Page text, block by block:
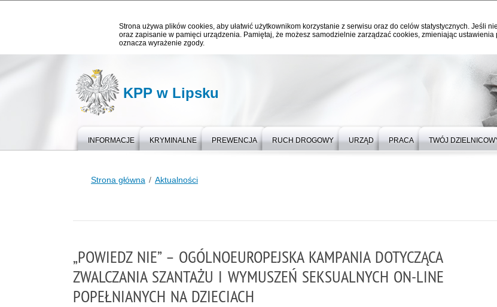
Strona używa plików cookies, aby ułatwić użytkownikom korzystanie z serwisu oraz do celów statystycznych. Jeśli
oraz zapisanie w pamięci urządzenia. Pamiętaj, że możesz samodzielnie zarządzać cookies, zmieniając
oznacza wyrażenie zgody.
KPP w Lipsku
INFORMACJE KRYMINALNE PREWENCJA RUCH DROGOWY URZĄD PRACA TWÓJ
Strona główna Aktualności
„POWIEDZ NIE” – OGÓLNOEUROPEJSKA KAMPANIA DOTYCZĄCA
ZWALCZANIA SZANTAŻU I WYMUSZEŃ SEKSUALNYCH ON-LINE
POPEŁNIANYCH NA DZIECIACH